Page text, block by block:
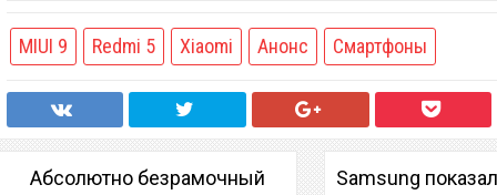
MIUI 9 Redmi 5 Xiaomi Анонс Смартфоны
Абсолютно безрамочный
Samsung